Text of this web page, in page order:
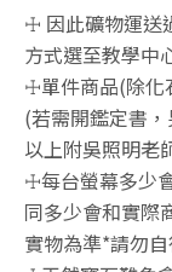
☩ 因此礦物運送
方式選至教學中
☩單件商品(除化
(若需開鑑定書
以上附吳照明老
☩每台螢幕多少
同多少會和實際
實物為準*請勿